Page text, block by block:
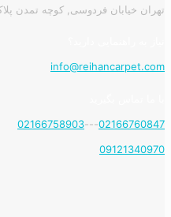
تهران خیابان فردوسی, کوچه تمدن پلاک 11 - طبقه 2 -
info@reihancarpet.com
02166760847
---
02166758903
09121340970